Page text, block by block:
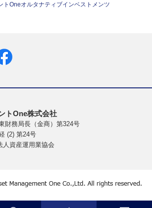
トOneオルタナティブインベストメンツ
トOne株式会社
財務局長（金商）第324号
(2) 第24号
人資産運用業協会